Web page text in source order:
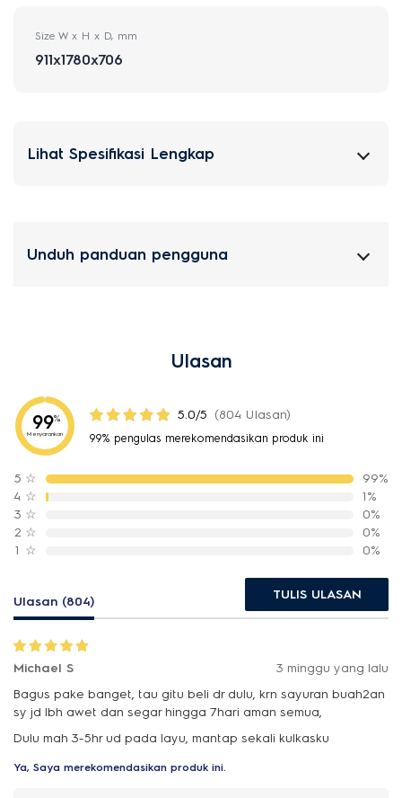
Size W x H x D, mm
911x1780x706
Lihat Spesifikasi Lengkap
Unduh panduan pengguna
Ulasan
99%
Menyarankan
5.0/5 (804 Ulasan)
99% pengulas merekomendasikan produk ini
5 ☆
99%
4 ☆
1%
3 ☆
0%
2 ☆
0%
1 ☆ 0%
Ulasan (804) TULIS ULASAN
Michael S
3 minggu yang lalu
Bagus pake banget, tau gitu beli dr dulu, krn sayuran buah2an
sy jd lbh awet dan segar hingga 7hari aman semua,
Dulu mah 3-5hr ud pada layu, mantap sekali kulkasku
Ya, Saya merekomendasikan produk ini.